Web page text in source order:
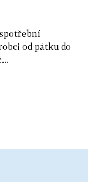
od pátku do